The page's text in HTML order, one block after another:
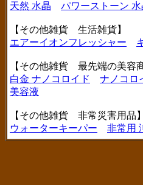
天然 水晶
パワーストーン 水
【その他雑貨 生活雑貨】
エアーイオンフレッシャー
【その他雑貨 最先端の美容
白金 ナノコロイド
ナノコロ
美容液
【その他雑貨 非常災害用品】
ウォーターキーパー
非常用